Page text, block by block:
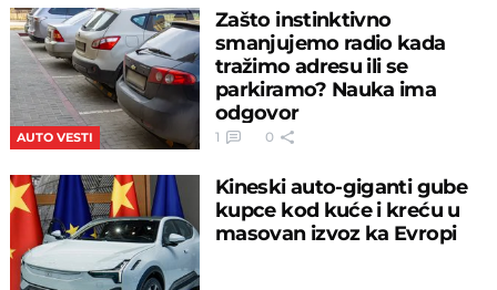
AUTO VESTI
Zašto instinktivno
smanjujemo radio kada
tražimo adresu ili se
parkiramo? Nauka ima
odgovor
1 0
Kineski auto-giganti gube
kupce kod kuće i kreću u
masovan izvoz ka Evropi